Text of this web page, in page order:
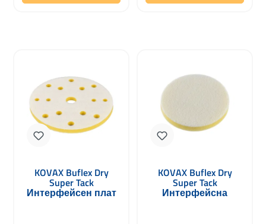
KOVAX Buflex Dry
Super Tack
Интерфейсен плат
150mm
KOVAX Buflex Dry
Super Tack
Интерфейсна
подложка 75mm